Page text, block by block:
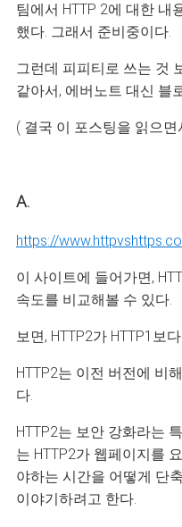
팀에서 HTTP 2에 대한 내
했다. 그래서 준비중이다.
그런데 피피티로 쓰는 것
같아서, 에버노트 대신 블
( 결국 이 포스팅을 읽으
A.
https://
이 사이트에 들어가면,
속도를 비교해볼 수 있다.
보면, HTTP2가 HTTP1보
HTTP2는 이전 버전에 비
다.
HTTP2는 보안 강화라는
는 HTTP2가 웹페이지를
야하는 시간을 어떻게 단
이야기하려고 한다.